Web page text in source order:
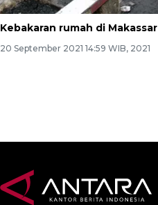
Kebakaran rumah di Makassar
20 September 2021 14:59 WIB, 2021